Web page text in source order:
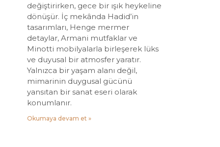
değiştirirken, gece bir ışık heykeline
dönüşür. İç mekânda Hadid’in
tasarımları, Henge mermer
detaylar, Armani mutfaklar ve
Minotti mobilyalarla birleşerek lüks
ve duyusal bir atmosfer yaratır.
Yalnızca bir yaşam alanı değil,
mimarinin duygusal gücünü
yansıtan bir sanat eseri olarak
konumlanır.
Okumaya devam et »